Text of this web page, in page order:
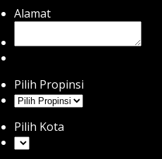
Alamat
Pilih Propinsi
Pilih Kota